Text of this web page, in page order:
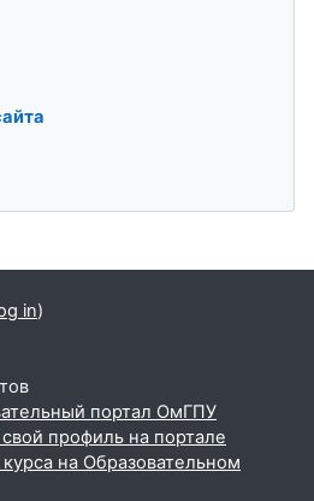
in)
портал ОмГПУ
профиль на портале
на Образовательном